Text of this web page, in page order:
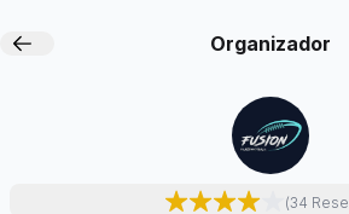
Organizador
(34